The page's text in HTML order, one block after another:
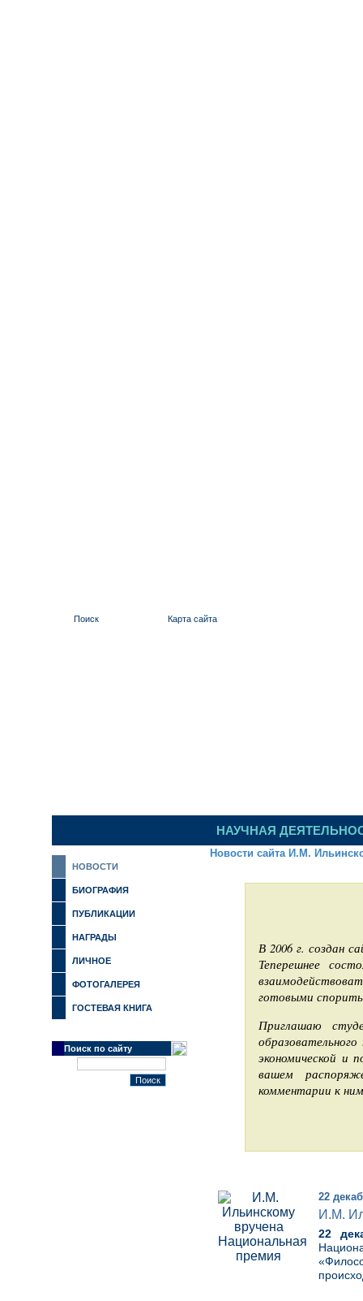
Поиск Карта сайта
НАУЧНАЯ
НОВОСТИ
БИОГРАФИЯ
ПУБЛИКАЦИИ
НАГРАДЫ
ЛИЧНОЕ
ФОТОГАЛЕРЕЯ
ГОСТЕВАЯ КНИГА
Поиск по сайту
Новости сайта И.М.
В 2006 г. создан
Теперешнее
готовыми
Приглашаю
экономической и
вашем
комментарии к
22
И.М.
22